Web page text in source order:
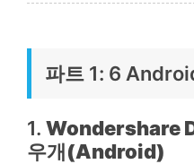
파트 1: 6
1. Wondershare
우개(Android)